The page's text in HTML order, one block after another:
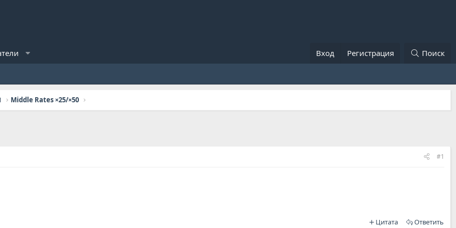
Вход Регистрация Поиск
Middle Rates ×25/×50
#1
Цитата Ответить